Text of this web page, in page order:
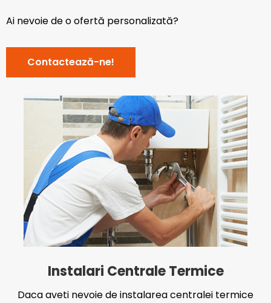
Ai nevoie de o ofertă personalizată?
Contactează-ne!
Instalari Centrale Termice
Daca aveti nevoie de instalarea centralei termice